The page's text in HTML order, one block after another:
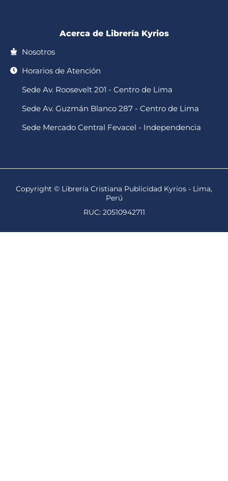
Acerca de Librería Kyrios
Nosotros
Horarios de Atención
Sede Av. Roosevelt 201 - Centro de Lima
Sede Av. Guzmán Blanco 287 - Centro de Lima
Sede Mercado Central Fevacel - Independencia
Copyright © Librería Cristiana Publicidad Kyrios - Lima,
Perú
RUC: 20510942711